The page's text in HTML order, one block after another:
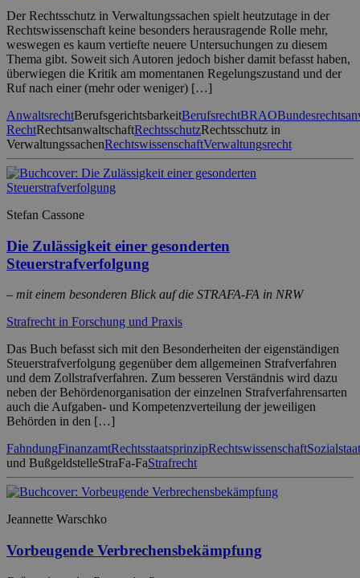
Der Rechtsschutz in Verwaltungssachen spielt heutzutage in der
Rechtswissenschaft keine besonders herausragende Rolle mehr,
weswegen es kaum vertiefte neuere Untersuchungen zu diesem
Thema gibt. Soweit sich Autoren jedoch bisher damit befasst haben,
überwiegen die Kritik am momentanen Regelungszustand und der
Ruf nach einer (mehr oder weniger) […]
AnwaltsrechtBerufsgerichtsbarkeitBerufsrechtBRAO
RechtRechtsanwaltschaftRechtsschutzRechtsschutz in
VerwaltungssachenRechtswissenschaftVerwaltungsrecht
Stefan Cassone
Die Zulässigkeit einer gesonderten
Steuerstrafverfolgung
– mit einem besonderen Blick auf die STRAFA-FA in NRW
Strafrecht in Forschung und Praxis
Das Buch befasst sich mit den Besonderheiten der eigenständigen
Steuerstrafverfolgung gegenüber dem allgemeinen Strafverfahren
und dem Zollstrafverfahren. Zum besseren Verständnis wird dazu
neben der Behördenorganisation der einzelnen Strafverfahrensarten
auch die Aufgaben- und Kompetenzverteilung der jeweiligen
Behörden in den […]
FahndungFinanzamtRechtsstaatsprinzipRechtswissenschaft
und BußgeldstelleStraFa-FaStrafrecht
Jeannette Warschko
Vorbeugende Verbrechensbekämpfung